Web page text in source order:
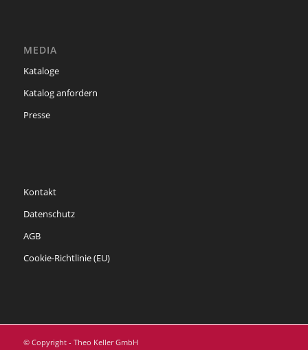
MEDIA
Kataloge
Katalog anfordern
Presse
Kontakt
Datenschutz
AGB
Cookie-Richtlinie (EU)
© Copyright - Theo Keller GmbH